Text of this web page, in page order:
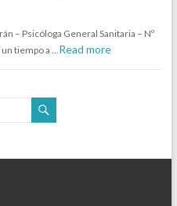
– Psicóloga General Sanitaria – Nº
tiempo a … Read more